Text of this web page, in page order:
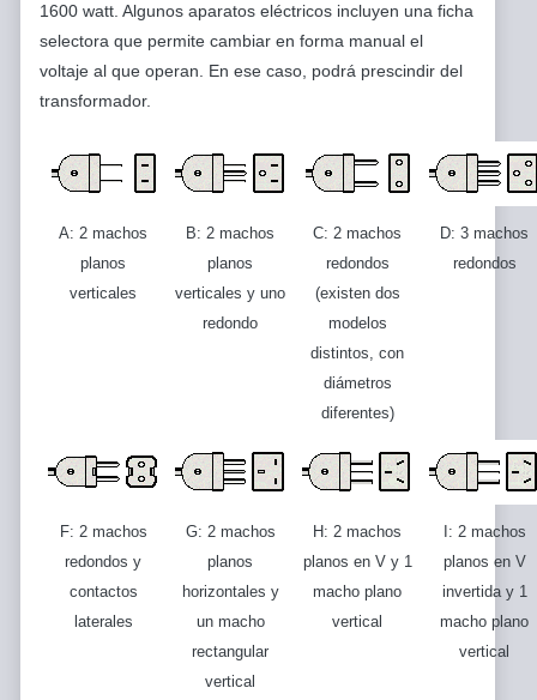
1600 watt. Algunos aparatos eléctricos incluyen una ficha
selectora que permite cambiar en forma manual el
voltaje al que operan. En ese caso, podrá prescindir del
transformador.
A: 2 machos
planos
verticales
B: 2 machos
planos
verticales y uno
redondo
C: 2 machos
redondos
(existen dos
modelos
distintos, con
diámetros
diferentes)
D: 3 machos
redondos
F: 2 machos
redondos y
contactos
laterales
G: 2 machos
planos
horizontales y
un macho
rectangular
vertical
H: 2 machos
planos en V y 1
macho plano
vertical
I: 2 machos
planos en V
invertida y 1
macho plano
vertical